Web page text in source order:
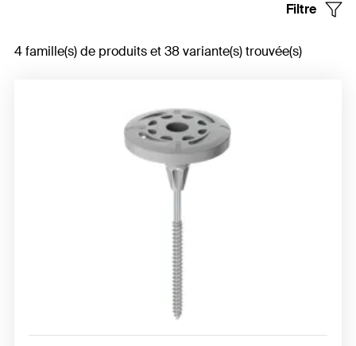
Accessoires
Filtre
4 famille(s) de produits et 38 variante(s) trouvée(s)